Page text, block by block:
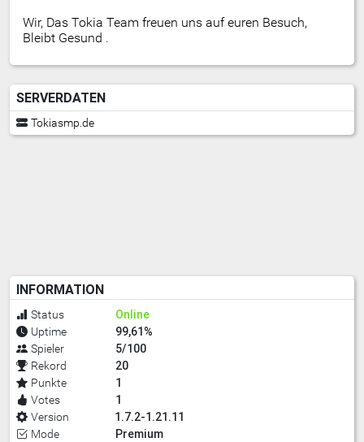
Wir, Das Tokia Team freuen uns auf euren Besuch,
Bleibt Gesund .
SERVERDATEN
Tokiasmp.de
INFORMATION
Status Online
Uptime 99,61%
Spieler 5/100
Rekord 20
Punkte 1
Votes 1
Version 1.7.2-1.21.11
Mode Premium